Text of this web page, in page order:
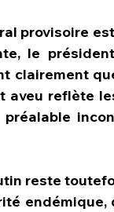
provisoire
le
clairement
aveu reflète
reste